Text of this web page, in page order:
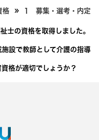
格 » 1 募集・選考・内定
士の資格を取得しました。
設で教師として介護の指導
格が適切でしょうか？